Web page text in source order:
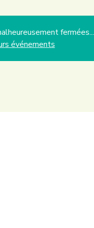
fermées...
événements